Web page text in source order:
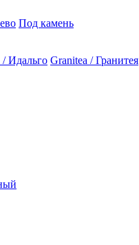
Под камень
/ Идальго Granitea / Гранитея